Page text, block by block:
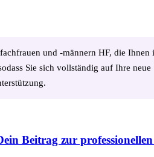
und -männern HF, die
Sie sich vollständig auf Ihre
Beitrag zur